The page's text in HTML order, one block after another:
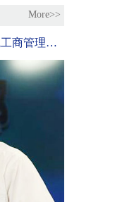
More>>
周毕文 北京理工大学管理与经济学院工商管理系副主任、教授